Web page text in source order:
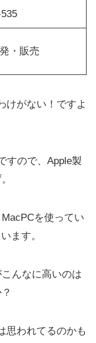
・販売
けがない！ですよ
すので、Apple製
を使ってい
ます。
んなに高いのは
思われてるのかも